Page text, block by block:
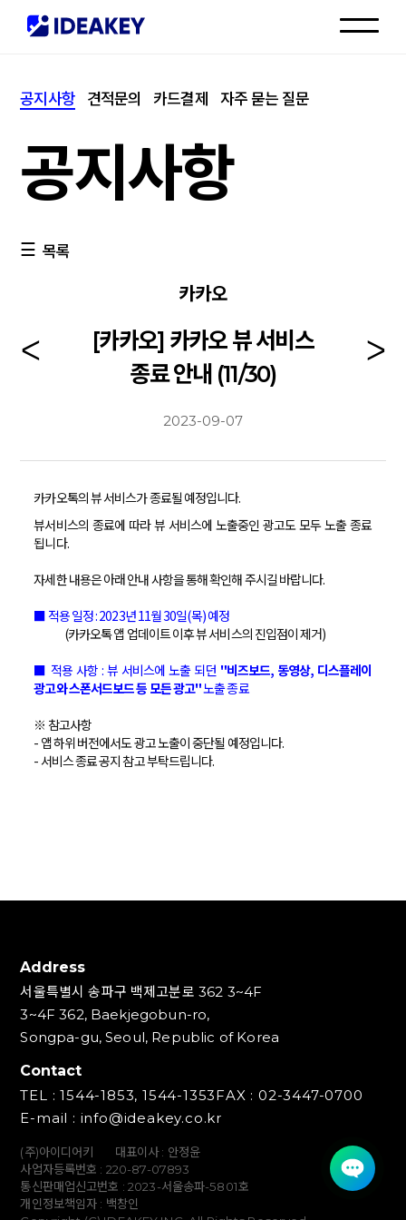
고객센터
공지사항 견적문의 카드결제 자주 묻는 질문
공지사항
목록
카카오
[카카오] 카카오 뷰 서비스
종료 안내 (11/30)
2023-09-07
카카오톡의 뷰 서비스가 종료될 예정입니다.
뷰서비스의 종료에 따라 뷰 서비스에 노출중인 광고도 모두 노출 종료
됩니다.
자세한 내용은 아래 안내 사항을 통해 확인해 주시길 바랍니다.
■ 적용 일정 : 2023년 11월 30일(목) 예정
(카카오톡 앱 업데이트 이후 뷰 서비스의 진입점이 제거)
■ 적용 사항 : 뷰 서비스에 노출 되던 "비즈보드, 동영상, 디스플레이
광고와 스폰서드보드 등 모든 광고"노출 종료
※ 참고사항
- 앱 하위 버전에서도 광고 노출이 중단될 예정입니다.
-서비스 종료 공지 참고 부탁드립니다.
Address
서울특별시 송파구 백제고분로 362 3~4F
3~4F 362, Baekjegobun-ro,
Songpa-gu, Seoul, Republic of Korea
Contact
TEL : 1544-1853, 1544-1353FAX : 02-3447-0700
E-mail : info@ideakey.co.kr
(주)아이디어키
대표이사 : 안정윤
사업자등록번호 : 220‍-87-07893
통신판매업신고번호 : 2023-서울송파-5801호
개인정보책임자 : 백창인